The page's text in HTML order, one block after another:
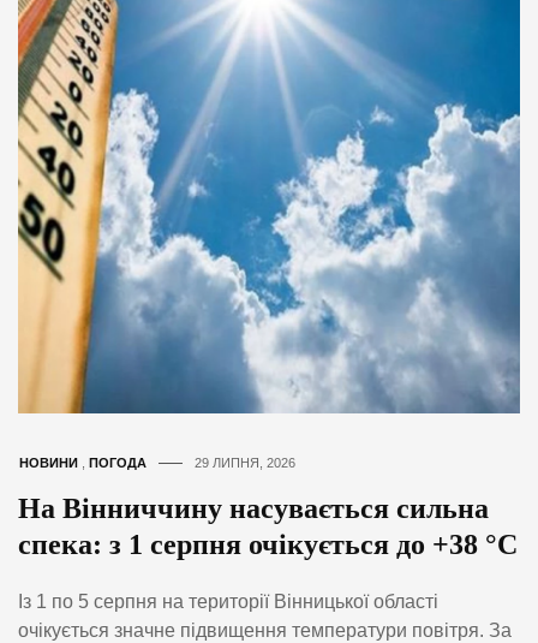
НОВИНИ ПОГОДА 29 ЛИПНЯ, 2026
На Вінниччину насувається сильна
спека: з 1 серпня очікується до +38 °С
Із 1 по 5 серпня на території Вінницької області
очікується значне підвищення температури повітря. За